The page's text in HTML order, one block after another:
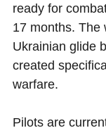
ready for
17 months. The
Ukrainian glide
created
warfare.
Pilots are